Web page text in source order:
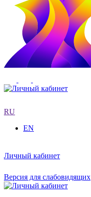
RU
EN
Личный кабинет
Версия для слабовидящих